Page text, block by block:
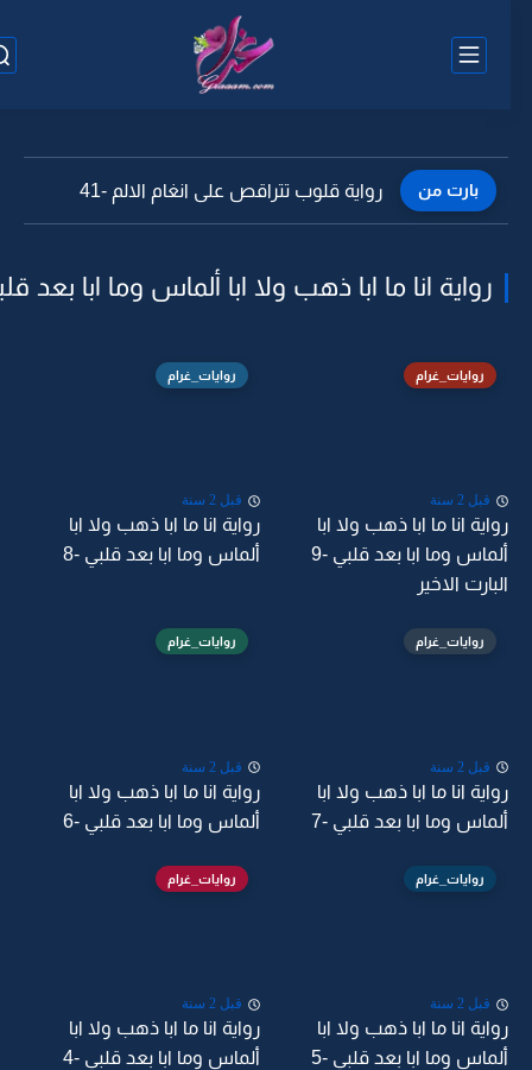
بارت من رواية قلوب تتراقص على انغام الالم -41
رواية انا ما ابا ذهب ولا ابا ألماس وما ابا بعد قلبي
روايات_غرام
قبل 2 سنة
رواية انا ما ابا ذهب ولا ابا
ألماس وما ابا بعد قلبي -9
البارت الاخير
روايات_غرام
قبل 2 سنة
رواية انا ما ابا ذهب ولا ابا
ألماس وما ابا بعد قلبي -8
روايات_غرام
قبل 2 سنة
رواية انا ما ابا ذهب ولا ابا
ألماس وما ابا بعد قلبي -7
روايات_غرام
قبل 2 سنة
رواية انا ما ابا ذهب ولا ابا
ألماس وما ابا بعد قلبي -6
روايات_غرام
قبل 2 سنة
رواية انا ما ابا ذهب ولا ابا
ألماس وما ابا بعد قلبي -5
روايات_غرام
قبل 2 سنة
رواية انا ما ابا ذهب ولا ابا
ألماس وما ابا بعد قلبي -4